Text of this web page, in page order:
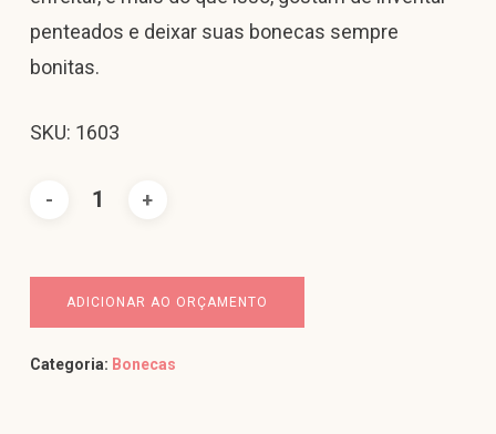
penteados e deixar suas bonecas sempre
bonitas.
SKU: 1603
ADICIONAR AO ORÇAMENTO
Categoria: Bonecas